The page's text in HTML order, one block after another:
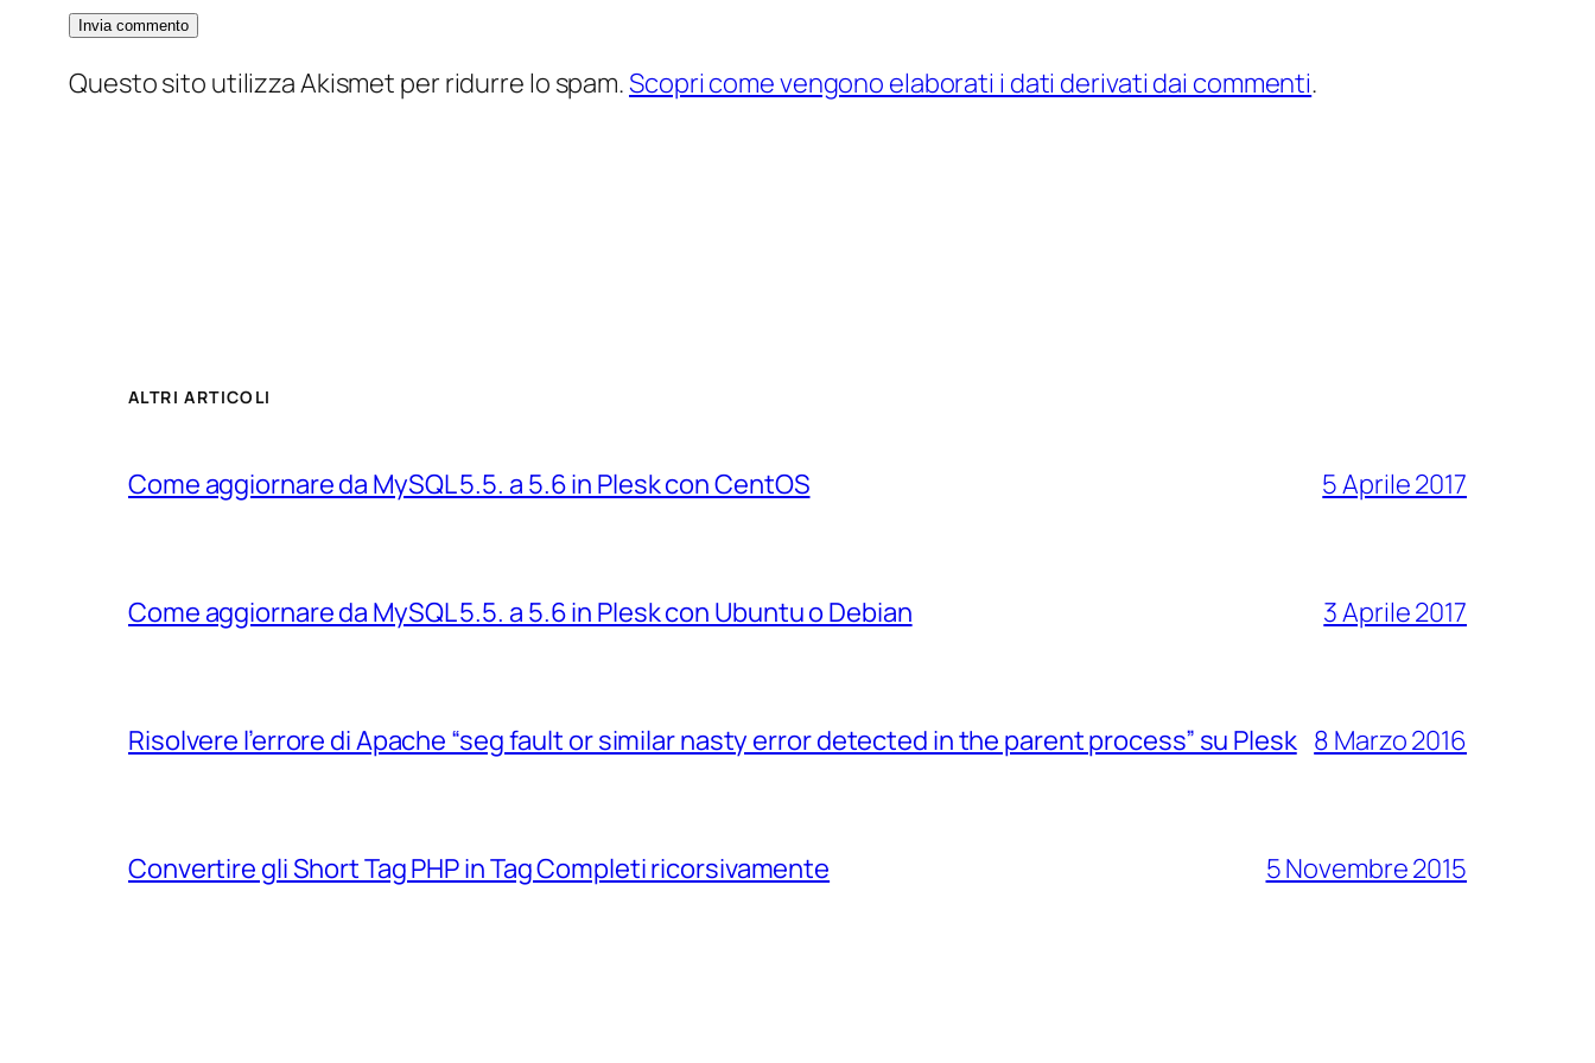
Questo sito utilizza Akismet per ridurre lo spam.Scopri come vengono elaborati i dati derivati dai commenti.
ALTRI ARTICOLI
Come aggiornare da MySQL 5.5. a 5.6 in Plesk con CentOS 5 Aprile 2017
Come aggiornare da MySQL 5.5. a 5.6 in Plesk con Ubuntu o Debian 3 Aprile 2017
Risolvere l’errore di Apache “seg fault or similar nasty error detected in the parent process” su Plesk 8 Marzo 2016
Convertire gli Short Tag PHP in Tag Completi ricorsivamente 5 Novembre 2015